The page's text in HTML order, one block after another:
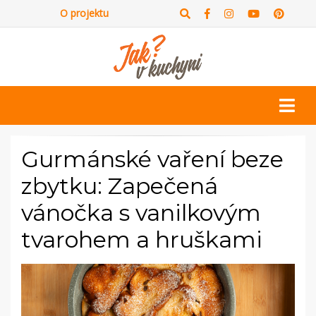
O projektu
Gurmánské vaření beze
zbytku: Zapečená
vánočka s vanilkovým
tvarohem a hruškami